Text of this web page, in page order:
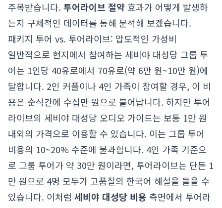
주목받습니다. 투어라이브 절약 효과가 어떻게 발생하
는지 구체적인 데이터를 통해 분석해 보겠습니다.
패키지 투어 vs. 투어라이브: 압도적인 가성비
일반적으로 현지에서 참여하는 세비야 대성당 그룹 투
어는 1인당 40유로에서 70유로(약 6만 원~10만 원)에
달합니다. 2인 커플이나 4인 가족이 참여할 경우, 이 비
용은 순식간에 수십만 원으로 불어납니다. 하지만 투어
라이브의 세비야 대성당 오디오 가이드는 보통 1만 원
내외의 가격으로 이용할 수 있습니다. 이는 그룹 투어
비용의 10~20% 수준에 불과합니다. 4인 가족 기준으
로 그룹 투어가 약 30만 원이라면, 투어라이브는 단돈 1
만 원으로 4명 모두가 고품질의 한국어 해설을 들을 수
있습니다. 이처럼 세비야 대성당 비용 측면에서 투어라